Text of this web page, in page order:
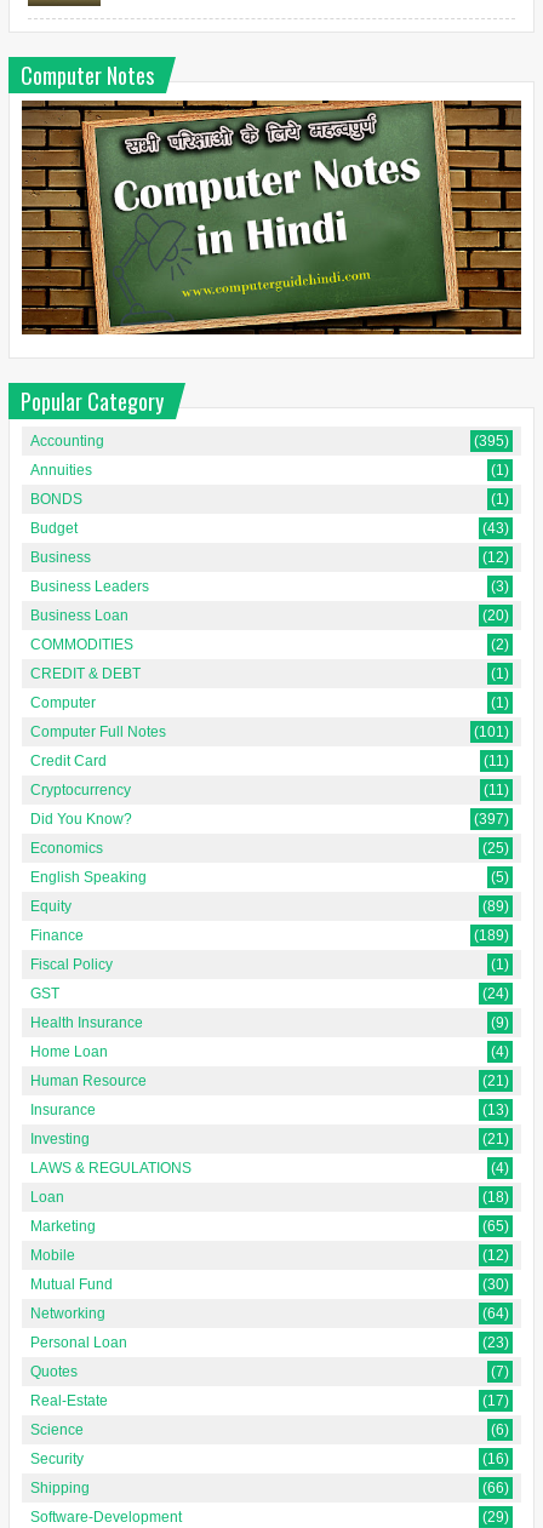
Computer Notes
Popular Category
Accounting
(395)
Annuities
(1)
BONDS
(1)
Budget
(43)
Business
(12)
Business Leaders
(3)
Business Loan
(20)
COMMODITIES
(2)
CREDIT & DEBT
(1)
Computer
(1)
Computer Full Notes
(101)
Credit Card
(11)
Cryptocurrency
(11)
Did You Know?
(397)
Economics
(25)
English Speaking
(5)
Equity
(89)
Finance
(189)
Fiscal Policy
(1)
GST
(24)
Health Insurance
(9)
Home Loan
(4)
Human Resource
(21)
Insurance
(13)
Investing
(21)
LAWS & REGULATIONS
(4)
Loan
(18)
Marketing
(65)
Mobile
(12)
Mutual Fund
(30)
Networking
(64)
Personal Loan
(23)
Quotes
(7)
Real-Estate
(17)
Science
(6)
Security
(16)
Shipping
(66)
Software-Development
(29)